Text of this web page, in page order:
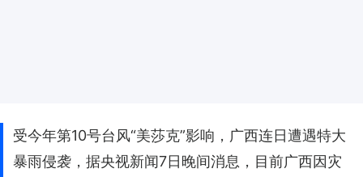
受今年第10号台风“美莎克”影响，广西连日遭遇特大
暴雨侵袭，据央视新闻7日晚间消息，目前广西因灾